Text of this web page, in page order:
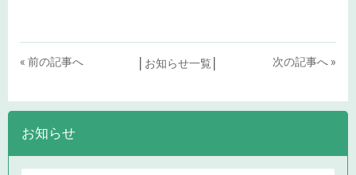
« 前の記事へ お知らせ一覧 次の記事へ »
お知らせ